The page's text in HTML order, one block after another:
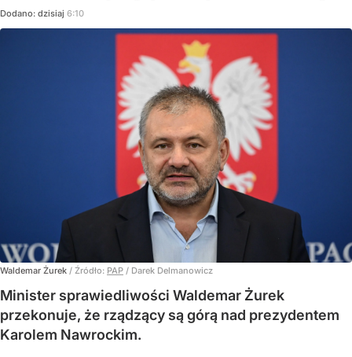
Dodano: dzisiaj 6:10
Waldemar Żurek / Źródło: PAP / Darek Delmanowicz
Minister sprawiedliwości Waldemar Żurek
przekonuje, że rządzący są górą nad prezydentem
Karolem Nawrockim.